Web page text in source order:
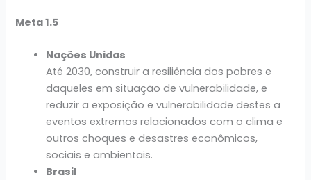
Meta 1.5
Nações Unidas
Até 2030, construir a resiliência dos pobres e
daqueles em situação de vulnerabilidade, e
reduzir a exposição e vulnerabilidade destes a
eventos extremos relacionados com o clima e
outros choques e desastres econômicos,
sociais e ambientais.
Brasil